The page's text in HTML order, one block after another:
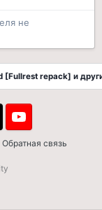
не
[Fullrest repack] и
Обратная связь
Youtube